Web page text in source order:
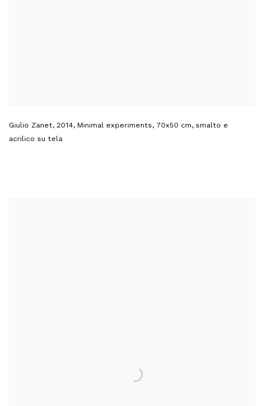
Giulio Zanet, 2014, Minimal experiments, 70x50 cm, smalto e
acrilico su tela